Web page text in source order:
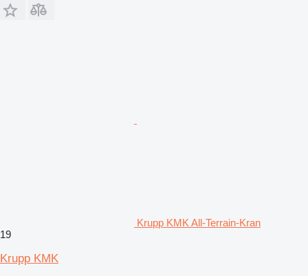
Krupp KMK All-Terrain-Kran
19
Krupp KMK